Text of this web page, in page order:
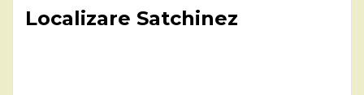
Localizare Satchinez